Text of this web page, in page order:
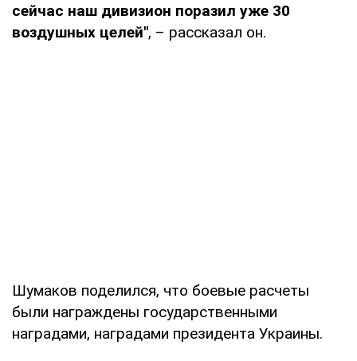
сейчас наш дивизион поразил уже 30
воздушных целей", – рассказал он.
Шумаков поделился, что боевые расчеты
были награждены государственными
наградами, наградами президента Украины.